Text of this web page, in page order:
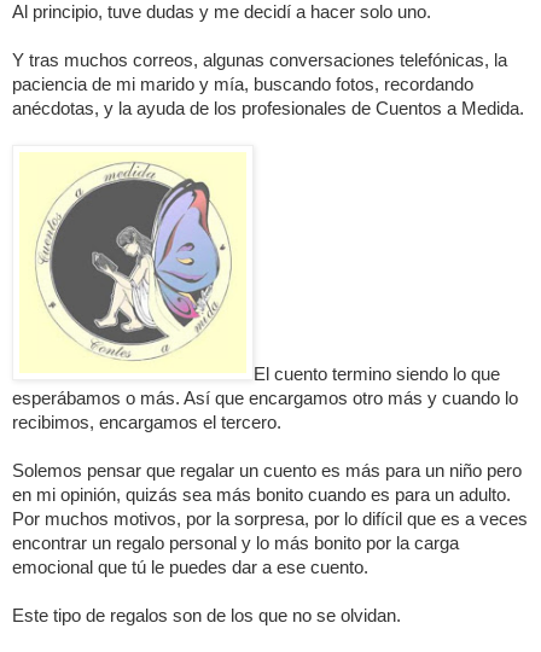
Al principio, tuve dudas y me decidí a hacer solo uno.
Y tras muchos correos, algunas conversaciones telefónicas, la
paciencia de mi marido y mía, buscando fotos, recordando
anécdotas, y la ayuda de los profesionales de Cuentos a Medida.
El cuento termino siendo lo que
esperábamos o más. Así que encargamos otro más y cuando lo
recibimos, encargamos el tercero.
Solemos pensar que regalar un cuento es más para un niño pero
en mi opinión, quizás sea más bonito cuando es para un adulto.
Por muchos motivos, por la sorpresa, por lo difícil que es a veces
encontrar un regalo personal y lo más bonito por la carga
emocional que tú le puedes dar a ese cuento.
Este tipo de regalos son de los que no se olvidan.